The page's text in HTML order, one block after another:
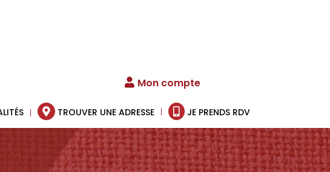
Mon compte
TROUVER UNE ADRESSE JE PRENDS RDV